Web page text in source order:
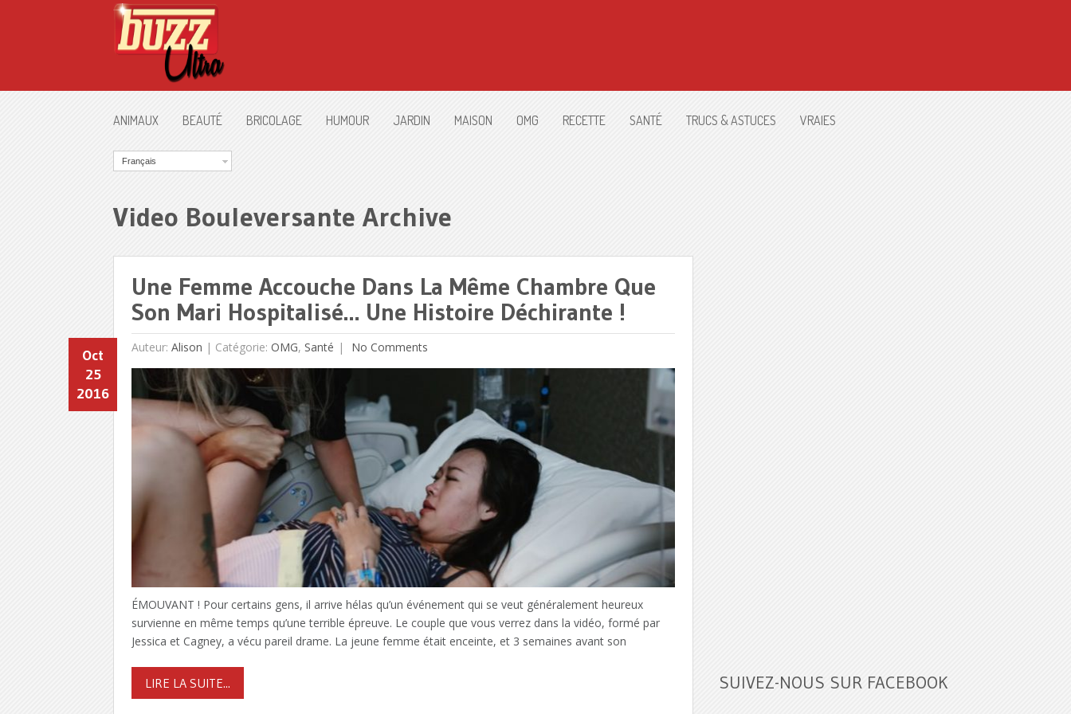
ANIMAUX BEAUTÉ BRICOLAGE HUMOUR JARDIN MAISON OMG RECETTE SANTÉ TRUCS & ASTUCES VRAIES
Français
Video Bouleversante Archive
Une Femme Accouche Dans La Même Chambre Que
Son Mari Hospitalisé… Une Histoire Déchirante !
Auteur: Alison |
Oct
25
2016
Catégorie: OMG, Santé No Comments
ÉMOUVANT ! Pour certains gens, il arrive hélas qu’un événement qui se veut généralement heureux
survienne en même temps qu’une terrible épreuve. Le couple que vous verrez dans la vidéo, formé par
Jessica et Cagney, a vécu pareil drame. La jeune femme était enceinte, et 3 semaines avant son
LIRE LA SUITE... SUIVEZ-NOUS SUR FACEBOOK